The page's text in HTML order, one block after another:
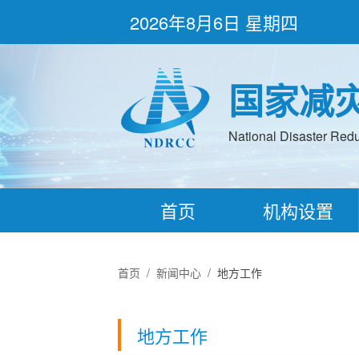
2026年8月6日 星期四
国家减
National Disaster
首页 机构设置
首页 / 新闻中心/ 地方工作
地方工作